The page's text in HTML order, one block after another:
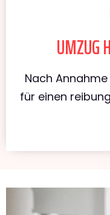
UMZUG
Nach
für einen